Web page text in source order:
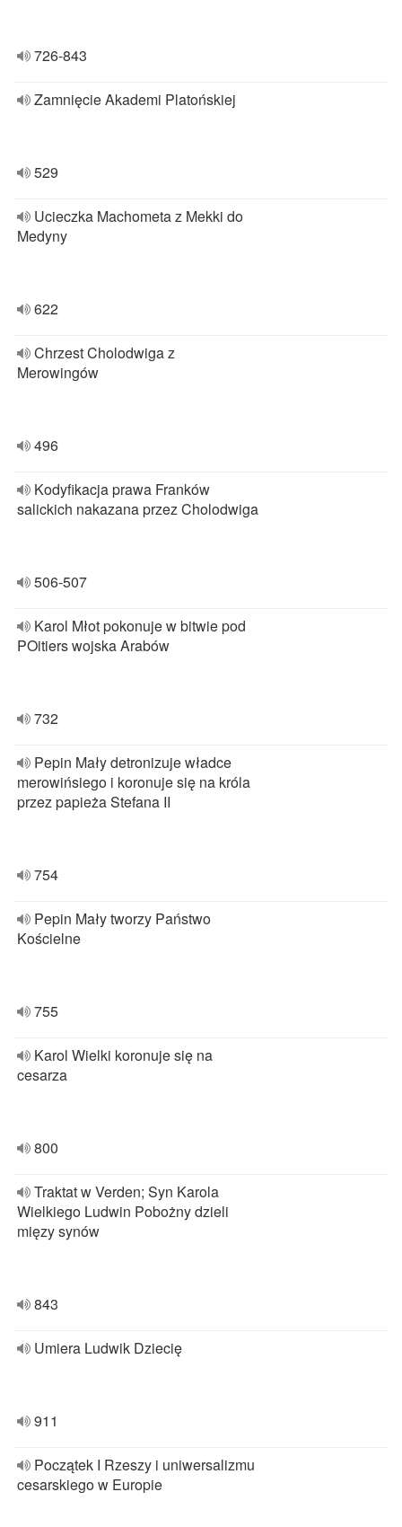
726-843
Zamnięcie Akademi Platońskiej
529
Ucieczka Machometa z Mekki do
Medyny
622
Chrzest Cholodwiga z
Merowingów
496
Kodyfikacja prawa Franków
salickich nakazana przez Cholodwiga
506-507
Karol Młot pokonuje w bitwie pod
POitiers wojska Arabów
732
Pepin Mały detronizuje władce
merowińsiego i koronuje się na króla
przez papieża Stefana II
754
Pepin Mały tworzy Państwo
Kościelne
755
Karol Wielki koronuje się na
cesarza
800
Traktat w Verden; Syn Karola
Wielkiego Ludwin Pobożny dzieli
mięzy synów
843
Umiera Ludwik Dziecię
911
Początek I Rzeszy i uniwersalizmu
cesarskiego w Europie